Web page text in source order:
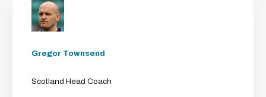
Gregor Townsend
Scotland Head Coach